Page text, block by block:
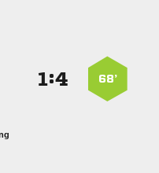
68’
: